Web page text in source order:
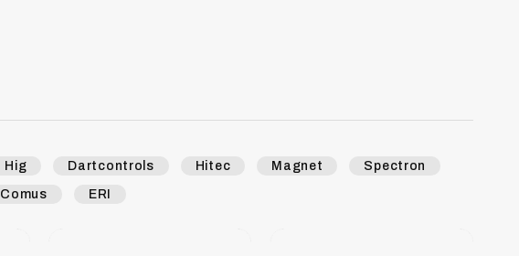
Hig Dartcontrols Hitec Magnet Spectron
Comus ERI